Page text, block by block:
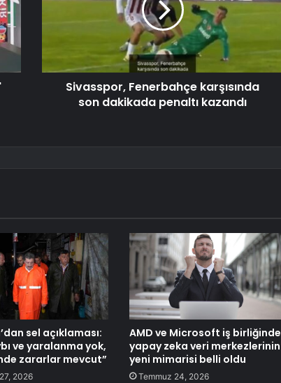
Sivasspor, Fenerbahçe karşısında
son dakikada penaltı kazandı
sel açıklaması:
ve yaralanma yok,
zararlar mevcut”
2026
AMD ve Microsoft iş birliğinde
yapay zeka veri merkezlerinin
yeni mimarisi belli oldu
Temmuz 24, 2026